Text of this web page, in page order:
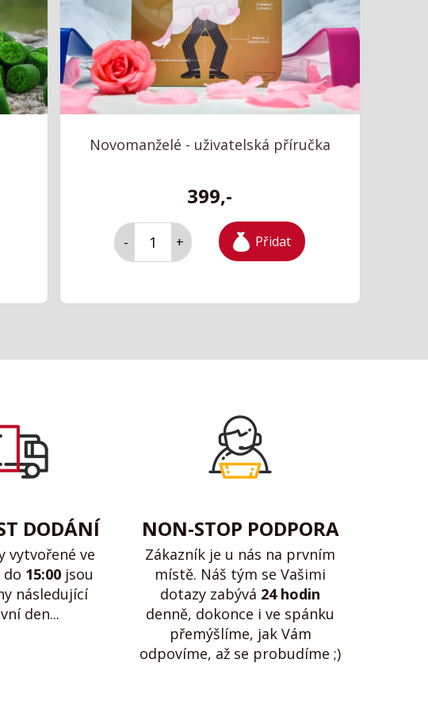
Novomanželé - uživatelská příručka
399,-
- + Přidat
DODÁNÍ
vytvořené ve
do 15:00 jsou
následující
den...
NON-STOP PODPORA
Zákazník je u nás na prvním
místě. Náš tým se Vašimi
dotazy zabývá 24 hodin
denně, dokonce i ve spánku
přemýšlíme, jak Vám
odpovíme, až se probudíme ;)